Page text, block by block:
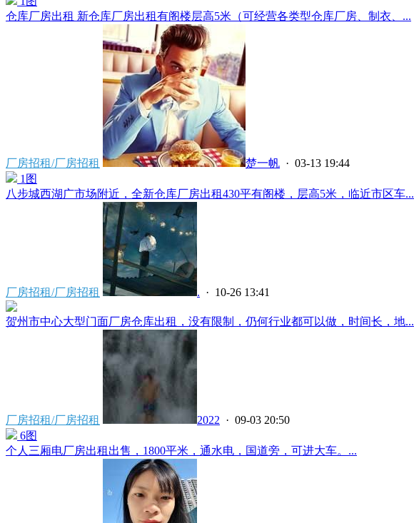
仓库厂房出租 新仓库厂房出租有阁楼层高5米（可经营各类型仓库厂房、制衣、...
厂房招租/厂房招租 楚一帆 · 03-13 19:44
1图
八步城西湖广市场附近，全新仓库厂房出租430平有阁楼，层高5米，临近市区车...
厂房招租/厂房招租 . · 10-26 13:41
贺州市中心大型门面厂房仓库出租，没有限制，仍何行业都可以做，时间长，地...
厂房招租/厂房招租 2022 · 09-03 20:50
6图
个人三厢电厂房出租出售，1800平米，通水电，国道旁，可进大车。...